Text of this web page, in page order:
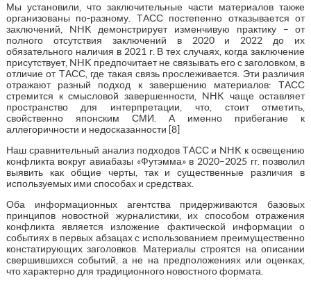
Мы установили, что заключительные части материалов также
организованы по-разному. ТАСС постепенно отказывается от
заключений, NHK демонстрирует изменчивую практику – от
полного отсутствия заключений в 2020 и 2022 до их
обязательного наличия в 2021 г. В тех случаях, когда заключение
присутствует, NHK предпочитает не связывать его с заголовком, в
отличие от ТАСС, где такая связь прослеживается. Эти различия
отражают разный подход к завершению материалов: ТАСС
стремится к смысловой завершенности, NHK чаще оставляет
пространство для интерпретации, что, стоит отметить,
свойственно японским СМИ. А именно прибегание к
аллегоричности и недосказанности [8]
Наш сравнительный анализ подходов ТАСС и NHK к освещению
конфликта вокруг авиабазы «Футэмма» в 2020–2025 гг. позволил
выявить как общие черты, так и существенные различия в
используемых ими способах и средствах.
Оба информационных агентства придерживаются базовых
принципов новостной журналистики, их способом отражения
конфликта является изложение фактической информации о
событиях в первых абзацах с использованием преимущественно
констатирующих заголовков. Материалы строятся на описании
свершившихся событий, а не на предположениях или оценках,
что характерно для традиционного новостного формата.